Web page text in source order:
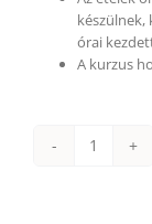
készülnek,
órai
A kurzus
Magyar